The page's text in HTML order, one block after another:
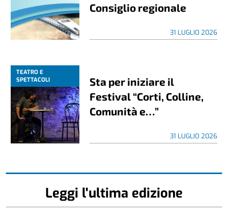
Consiglio regionale
31 LUGLIO 2026
TEATRO E
SPETTACOLI
Sta per iniziare il
Festival “Corti, Colline,
Comunità e…”
31 LUGLIO 2026
Leggi l'ultima edizione